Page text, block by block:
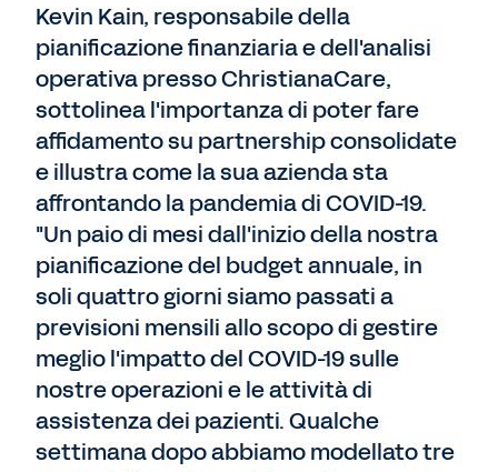
Kevin Kain, responsabile della
pianificazione finanziaria e dell'analisi
operativa presso ChristianaCare,
sottolinea l'importanza di poter fare
affidamento su partnership consolidate
e illustra come la sua azienda sta
affrontando la pandemia di COVID-19.
"Un paio di mesi dall'inizio della nostra
pianificazione del budget annuale, in
soli quattro giorni siamo passati a
previsioni mensili allo scopo di gestire
meglio l'impatto del COVID-19 sulle
nostre operazioni e le attività di
assistenza dei pazienti. Qualche
settimana dopo abbiamo modellato tre